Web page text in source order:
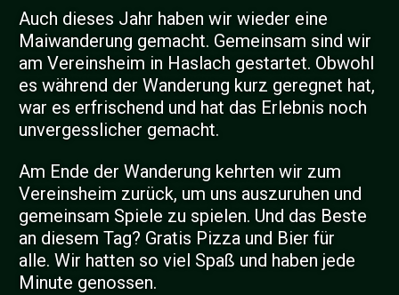
Auch dieses Jahr haben wir wieder eine
Maiwanderung gemacht. Gemeinsam sind wir
am Vereinsheim in Haslach gestartet. Obwohl
es während der Wanderung kurz geregnet hat,
war es erfrischend und hat das Erlebnis noch
unvergesslicher gemacht.
Am Ende der Wanderung kehrten wir zum
Vereinsheim zurück, um uns auszuruhen und
gemeinsam Spiele zu spielen. Und das Beste
an diesem Tag? Gratis Pizza und Bier für
alle. Wir hatten so viel Spaß und haben jede
Minute genossen.